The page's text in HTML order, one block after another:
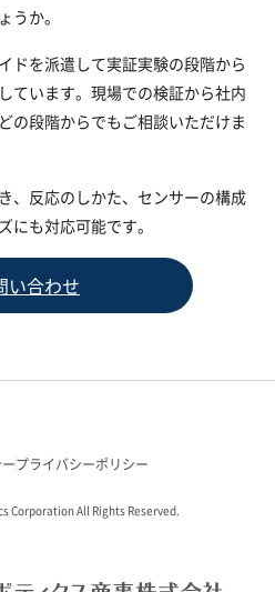
うか。
ドを派遣して実証実験の段階から
ています。現場での検証から社内
の段階からでもご相談いただけま
、反応のしかた、センサーの構成
にも対応可能です。
い合わせ
プライバシーポリシー
Corporation All Rights Reserved.